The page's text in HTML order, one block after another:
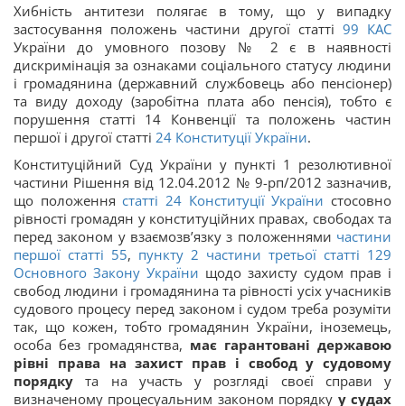
Хибність антитези полягає в тому, що у випадку
застосування положень частини другої статті 99 КАС
України до умовного позову № 2 є в наявності
дискримінація за ознаками соціального статусу людини
і громадянина (державний службовець або пенсіонер)
та виду доходу (заробітна плата або пенсія), тобто є
порушення статті 14 Конвенції та положень частин
першої і другої статті 24 Конституції України.
Конституційний Суд України у пункті 1 резолютивної
частини Рішення від 12.04.2012 № 9-рп/2012 зазначив,
що положеннястатті 24 Конституції України стосовно
рівності громадян у конституційних правах, свободах та
перед законом у взаємозв’язку з положеннями частини
першої статті 55, пункту 2 частини третьої статті 129
Основного Закону України щодо захисту судом прав і
свобод людини і громадянина та рівності усіх учасників
судового процесу перед законом і судом треба розуміти
так, що кожен, тобто громадянин України, іноземець,
особа без громадянства, має гарантовані державою
рівні права на захист прав і свобод у судовому
порядку та на участь у розгляді своєї справи у
визначеному процесуальним законом порядку у судах